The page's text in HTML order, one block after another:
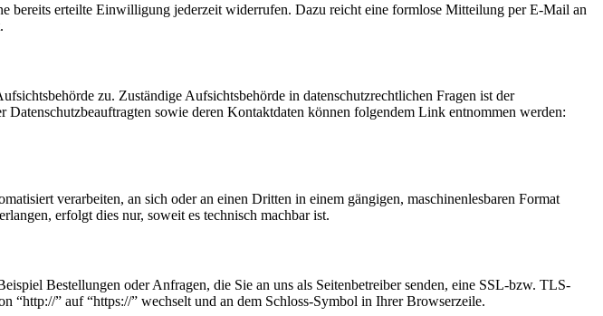
erteilte Einwilligung jederzeit widerrufen. Dazu reicht eine formlose Mitteilung per E-Mail an
zu. Zuständige Aufsichtsbehörde in datenschutzrechtlichen Fragen ist der
sowie deren Kontaktdaten können folgendem Link entnommen werden:
verarbeiten, an sich oder an einen Dritten in einem gängigen, maschinenlesbaren Format
erfolgt dies nur, soweit es technisch machbar ist.
Bestellungen oder Anfragen, die Sie an uns als Seitenbetreiber senden, eine SSL-bzw. TLS-
“http://” auf “https://” wechselt und an dem Schloss-Symbol in Ihrer Browserzeile.